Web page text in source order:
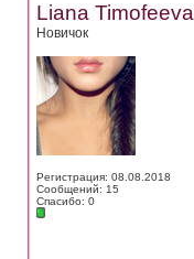
Liana Timofeeva
Новичок
Регистрация: 08.08.2018
Сообщений: 15
Спасибо: 0